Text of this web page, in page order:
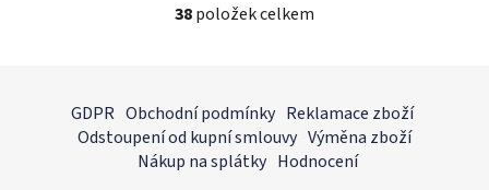
O
d
a
c
38položek celkem
GDPR Obchodní podmínky Reklamace zboží
Odstoupení od kupní smlouvy Výměna zboží
Nákup na splátky Hodnocení